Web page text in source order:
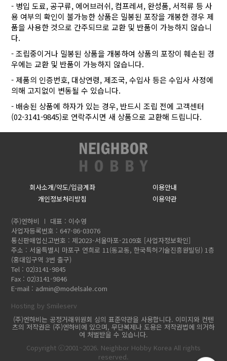
- 병입 도료, 공구류, 에어브러쉬, 컴프레셔, 완성품, 서적류 등 사
용 여부의 확인이 불가능한 상품은 밀봉된 포장을 개봉한 경우 제
품을 사용한 것으로 간주되므로 교환 및 반품이 가능하지 않습니
다.
- 조립중이거나 밀봉된 상품을 개봉하여 상품의 포장이 훼손된 경
우에는 교환 및 반품이 가능하지 않습니다.
- 제품의 인증번호, 대상연령, 제조국, 수입사 등은 수입사 사정에
의해 고지없이 변동될 수 있습니다.
- 배송된 상품에 하자가 있는 경우, 반드시 조립 전에 고객센터
(02-3141-9845)로 연락주시면 새 상품으로 교환해 드립니다.
회사소개/약도/입금계좌
이용안내
개인정보처리방침
이용약관
(주)엔하비
대표 : 이수영
사업자등록번호 : 647-86-03076
통신판매업신고번호 : 제2023-서울마포-2109호 [사업자정보확인]
주소 : 서울특별시 마포구 연희로 11(동교동, 한국특허기술진흥원빌딩) 1층
(홍대입구역 3번 출구)
Tel : 02)3141-9845
Fax : 02)3141-9846
E-mail : admin@modelsale.com
Hosting by Smileserv
(주)엔하비는 공정거래위원회 심의 표준약관을 사용합니다. 이미지와 컨텐
츠의 저작권은 (주)엔하비에 있으며, 무단복제나 도용은 저작권법에 의거하
여 처벌받을 수 있습니다.
Copyright ⓒ2001~2026. Neighbor Hobby Korea All rights
reserved.